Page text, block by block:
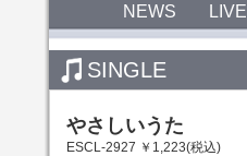
NEWS LIVE
SINGLE
やさしいうた
ESCL-2927 ￥1,223(税込)